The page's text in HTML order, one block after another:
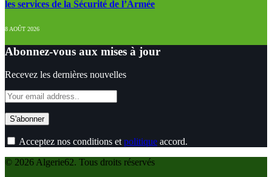
les services de la Sécurité de l’Armée
8 AOÛT 2026
Abonnez-vous aux mises à jour
Recevez les dernières nouvelles
Acceptez nos conditions et politique accord.
© 2026 Algerie62. Tous droits réservés